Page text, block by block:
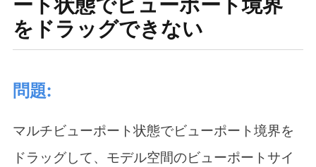
をドラッグできない
問題:
マルチビューポート状態でビューポート境界を
ドラッグして、モデル空間のビューポートサイ